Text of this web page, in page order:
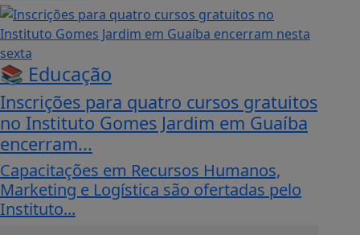
📚 Educação
Inscrições para quatro cursos gratuitos
no Instituto Gomes Jardim em Guaíba
encerram...
Capacitações em Recursos Humanos,
Marketing e Logística são ofertadas pelo
Instituto...